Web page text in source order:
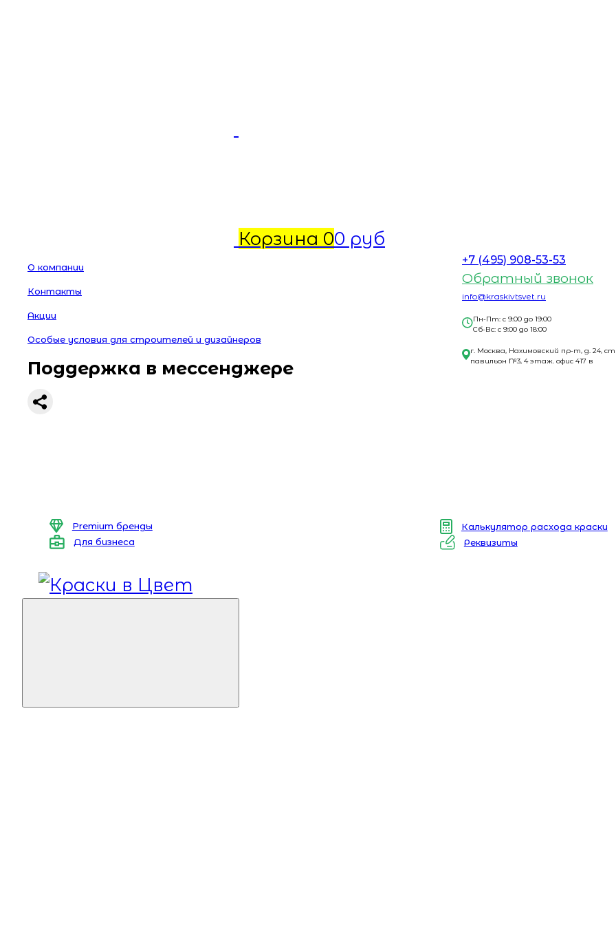
Корзина 00 руб
О компании
Контакты
Акции
Особые условия для строителей и дизайнеров
Поддержка в мессенджере
+7 (495) 908-53-53
Обратный звонок
info@kraskivtsvet.ru
Пн-Пт: с 9:00 до 19:00
Сб-Вс: с 9:00 до 18:00
г. Москва, Нахимовский пр-т, д. 24,
павильон №3, 4 этаж. офис 417 в
Premium бренды
Калькулятор расхода краски
Для бизнеса
Реквизиты